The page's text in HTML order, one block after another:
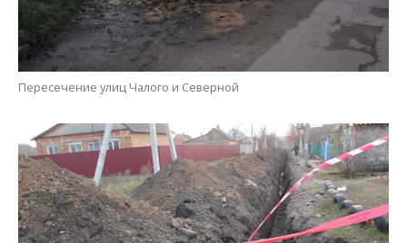
Местные жители терпят неудобства